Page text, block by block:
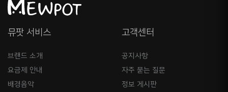
뮤팟 서비스
브랜드 소개
요금제 안내
배경음악
고객센터
공지사항
자주 묻는 질문
정보 게시판